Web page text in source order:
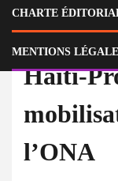
CHARTE
MENTIONS
Haïti-
l’ONA